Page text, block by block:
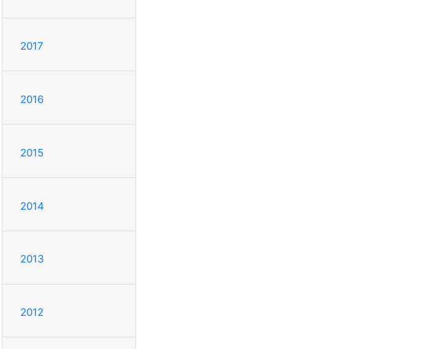
2017
2016
2015
2014
2013
2012